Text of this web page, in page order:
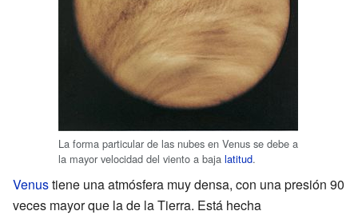
La forma particular de las nubes en Venus se debe a
la mayor velocidad del viento a baja latitud.
Venustiene una atmósfera muy densa, con una presión 90
veces mayor que la de la Tierra. Está hecha